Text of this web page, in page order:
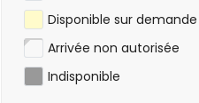
Disponible sur demande
Arrivée non autorisée
Indisponible